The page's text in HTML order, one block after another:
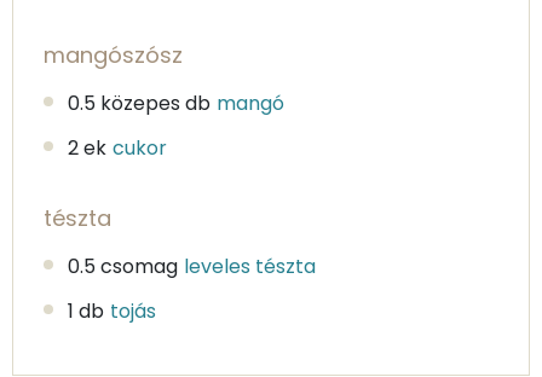
mangószósz
0.5 közepes db mangó
2 ek cukor
tészta
0.5 csomag leveles tészta
1 db tojás